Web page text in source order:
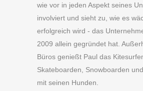
wie vor in jeden Aspekt seines
involviert und sieht zu, wie es
erfolgreich wird - das
2009 allein gegründet hat.
Büros genießt Paul das
Skateboarden, Snowboarden
mit seinen Hunden.